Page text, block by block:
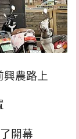
興農路上
開幕